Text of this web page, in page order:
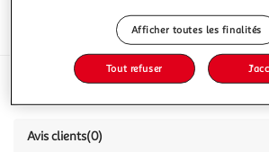
Frais
Caractéristiques
Avis clients(0)
Afficher toutes les finalités
Tout refuser